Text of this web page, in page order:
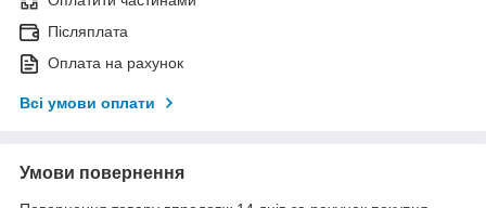
Післяплата
Оплата на рахунок
Всі умови оплати
Умови повернення